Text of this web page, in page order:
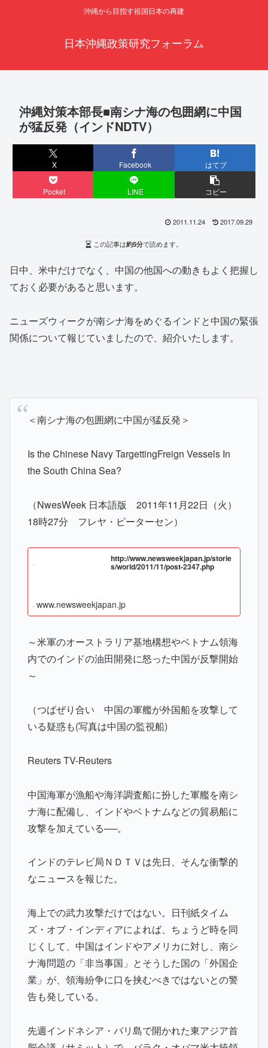
沖縄から目指す祖国日本の再建
日本沖縄政策研究フォーラム
沖縄対策本部長■南シナ海の包囲網に中国
が猛反発（インドNDTV）
X Facebook はてブ
Pocket LINE コピー
2011.11.24 2017.09.29
この記事は約5分で読めます。
日中、米中だけでなく、中国の他国への動きもよく把握し
ておく必要があると思います。
ニューズウィークが南シナ海をめぐるインドと中国の緊張
関係について報じていましたので、紹介いたします。
＜南シナ海の包囲網に中国が猛反発＞
Is the Chinese Navy TargettingFreign Vessels In
the South China Sea?
（NwesWeek 日本語版 2011年11月22日（火）
18時27分 フレヤ・ピーターセン）
http://www.newsweekjapan.jp/storie
s/world/2011/11/post-2347.php
www.newsweekjapan.jp
～米軍のオーストラリア基地構想やベトナム領海
内でのインドの油田開発に怒った中国が反撃開始
～
（つばぜり合い 中国の軍艦が外国船を攻撃して
いる疑惑も(写真は中国の監視船)
Reuters TV-Reuters
中国海軍が漁船や海洋調査船に扮した軍艦を南シ
ナ海に配備し、インドやベトナムなどの貿易船に
攻撃を加えている──。
インドのテレビ局ＮＤＴＶは先日、そんな衝撃的
なニュースを報じた。
海上での武力攻撃だけではない。日刊紙タイム
ズ・オブ・インディアによれば、ちょうど時を同
じくして、中国はインドやアメリカに対し、南シ
ナ海問題の「非当事国」とそうした国の「外国企
業」が、領海紛争に口を挟むべきではないとの警
告も発している。
先週インドネシア・バリ島で開かれた東アジア首